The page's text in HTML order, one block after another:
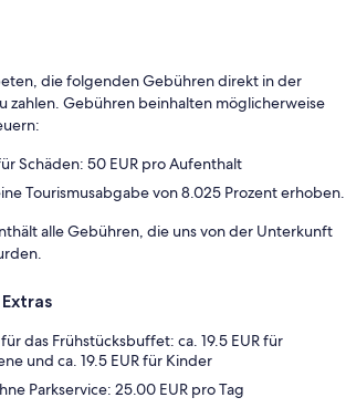
die folgenden Gebühren direkt in der
zahlen. Gebühren beinhalten möglicherweise
Schäden: 50 EUR pro Aufenthalt
Tourismusabgabe von 8.025 Prozent erhoben.
alle Gebühren, die uns von der Unterkunft
das Frühstücksbuffet: ca. 19.5 EUR für
und ca. 19.5 EUR für Kinder
Parkservice: 25.00 EUR pro Tag